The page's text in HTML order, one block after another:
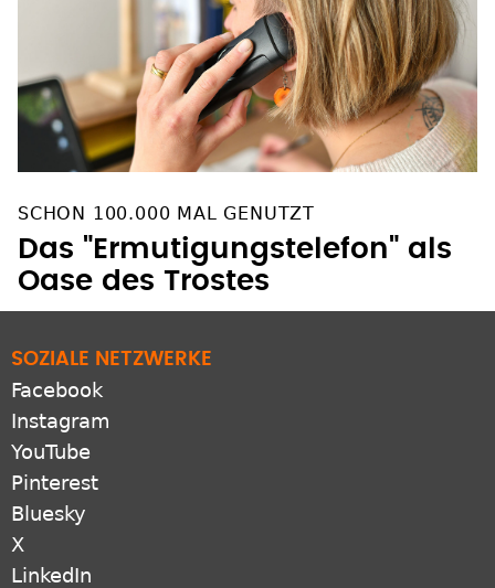
SCHON 100.000 MAL GENUTZT
Das "Ermutigungstelefon" als
Oase des Trostes
SOZIALE NETZWERKE
Facebook
Instagram
YouTube
Pinterest
Bluesky
X
LinkedIn